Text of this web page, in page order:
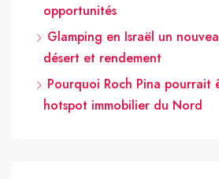
opportunités
Glamping en Israël un
désert et rendement
Pourquoi Roch Pina pourrait
hotspot immobilier du Nord